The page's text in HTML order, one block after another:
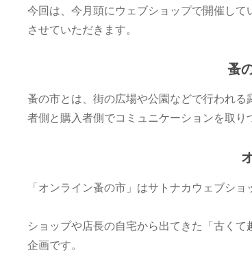
今回は、今月頭にウェブショップで開催し
させていただきます。
蚤
蚤の市とは、街の広場や公園などで行われ
者側と購入者側でコミュニケーションを取り
「オンライン蚤の市」はサトナカウェブショ
ショップや店長の自宅から出てきた「古く
企画です。